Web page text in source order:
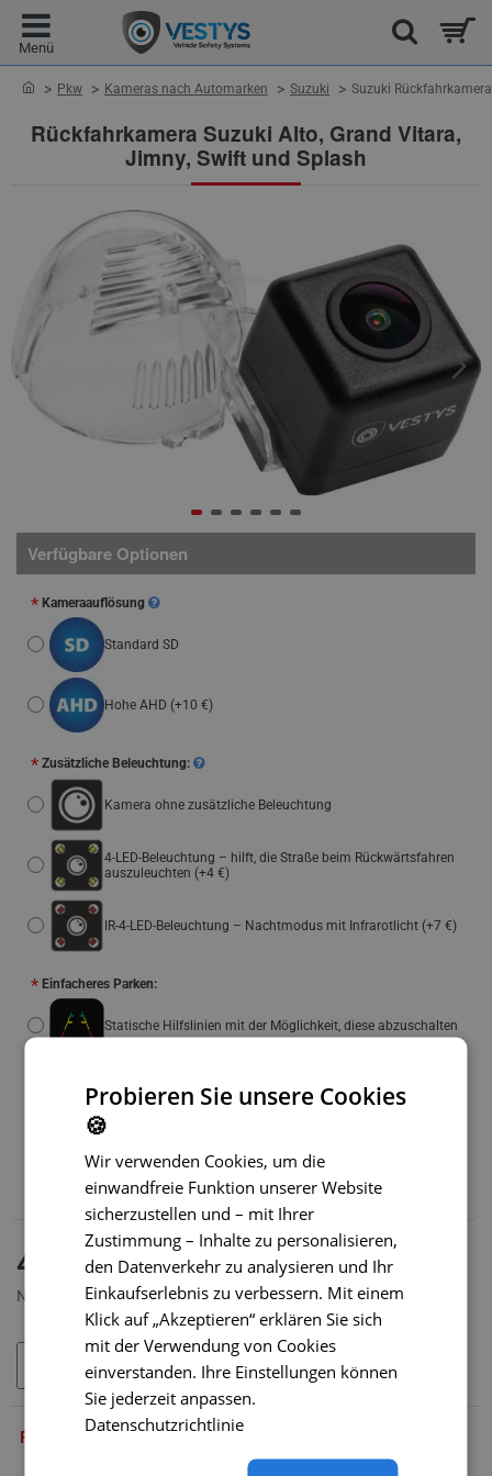
Rückfahrkamera Suzuki Alto, Grand Vitara,
Jimny, Swift und Splash
homePkw Kameras nach Automarken Suzuki Suzuki
41,99 €
Netto 34,99 €
AUF LAGER
MODELL: SC-078-O
Verfügbare Optionen
Kameraauflösung
Standard SD
Hohe AHD (+10 €)
Zusätzliche Beleuchtung:
Kamera ohne zusätzliche Beleuchtung
4-LED-Beleuchtung – hilft, die Straße beim Rückwärtsfahren
auszuleuchten (+4 €)
IR-4-LED-Beleuchtung – Nachtmodus mit Infrarotlicht (+7 €)
Einfacheres Parken:
Statische Hilfslinien mit der Möglichkeit, diese abzuschalten
Dynamische Hilfslinien
(+39 €)
IN DEN WARENKORB
PRODUKTBESCHREIBUNG
Probieren Sie unsere Cookies
🍪
Wir verwenden Cookies, um die
einwandfreie Funktion unserer Website
sicherzustellen und – mit Ihrer
Zustimmung – Inhalte zu personalisieren,
den Datenverkehr zu analysieren und Ihr
Einkaufserlebnis zu verbessern. Mit einem
Klick auf „Akzeptieren“ erklären Sie sich
mit der Verwendung von Cookies
einverstanden. Ihre Einstellungen können
Sie jederzeit anpassen.
Datenschutzrichtlinie